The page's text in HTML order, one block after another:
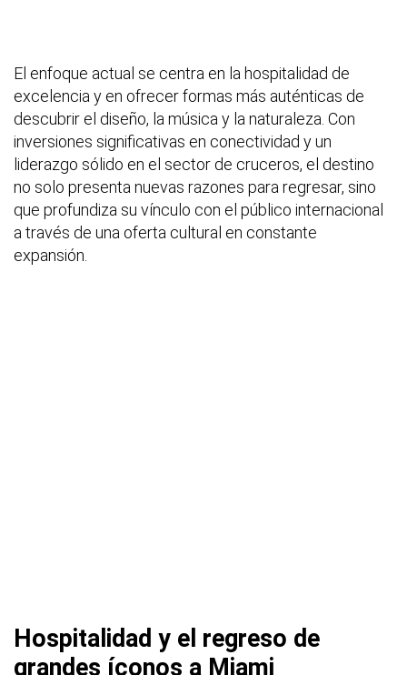
El enfoque actual se centra en la hospitalidad de
excelencia y en ofrecer formas más auténticas de
descubrir el diseño, la música y la naturaleza. Con
inversiones significativas en conectividad y un
liderazgo sólido en el sector de cruceros, el destino
no solo presenta nuevas razones para regresar, sino
que profundiza su vínculo con el público internacional
a través de una oferta cultural en constante
expansión.
Hospitalidad y el regreso de
grandes íconos a Miami